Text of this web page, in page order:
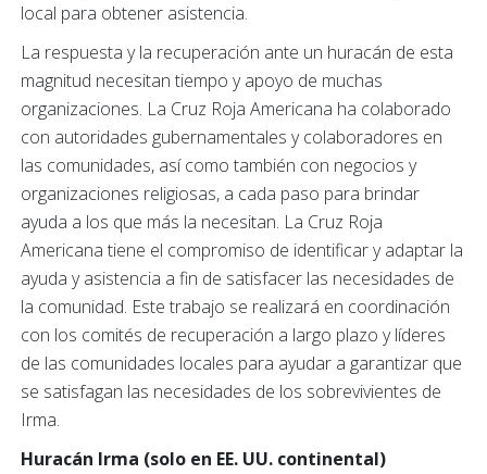
local para obtener asistencia.
La respuesta y la recuperación ante un huracán de esta
magnitud necesitan tiempo y apoyo de muchas
organizaciones. La Cruz Roja Americana ha colaborado
con autoridades gubernamentales y colaboradores en
las comunidades, así como también con negocios y
organizaciones religiosas, a cada paso para brindar
ayuda a los que más la necesitan. La Cruz Roja
Americana tiene el compromiso de identificar y adaptar la
ayuda y asistencia a fin de satisfacer las necesidades de
la comunidad. Este trabajo se realizará en coordinación
con los comités de recuperación a largo plazo y líderes
de las comunidades locales para ayudar a garantizar que
se satisfagan las necesidades de los sobrevivientes de
Irma.
Huracán Irma (solo en EE. UU. continental)